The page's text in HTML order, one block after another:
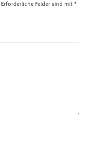
Erforderliche Felder sind mit *